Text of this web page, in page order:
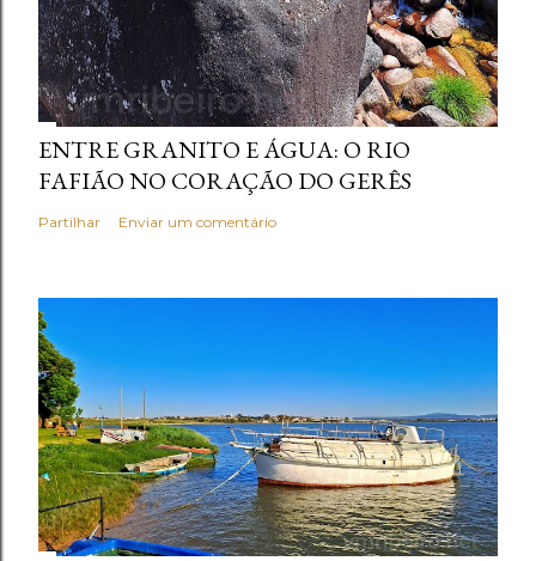
ENTRE GRANITO E ÁGUA: O RIO
FAFIÃO NO CORAÇÃO DO GERÊS
Partilhar Enviar um comentário